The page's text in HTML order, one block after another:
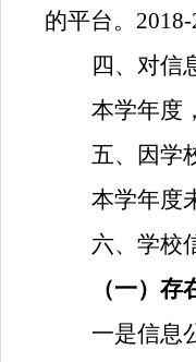
的平台。
四、对信
本学年度
五、因学
本学年度
六、学校
（一）
一是信息